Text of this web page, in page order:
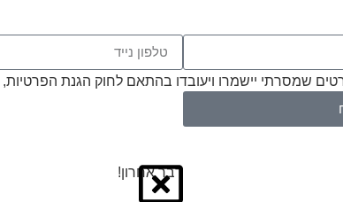
יישמרו ויעובדו בהתאם לחוק הגנת הפרטיות, התשמ"א–1981 (כולל
דבר אחרון!